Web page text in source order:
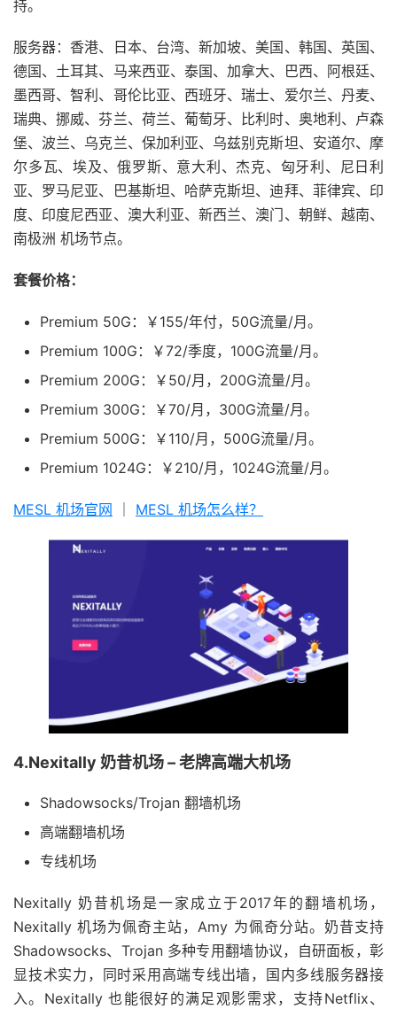
持。
服务器：香港、日本、台湾、新加坡、美国、韩国、英国、
德国、土耳其、马来西亚、泰国、加拿大、巴西、阿根廷、
墨西哥、智利、哥伦比亚、西班牙、瑞士、爱尔兰、丹麦、
瑞典、挪威、芬兰、荷兰、葡萄牙、比利时、奥地利、卢森
堡、波兰、乌克兰、保加利亚、乌兹别克斯坦、安道尔、摩
尔多瓦、埃及、俄罗斯、意大利、杰克、匈牙利、尼日利
亚、罗马尼亚、巴基斯坦、哈萨克斯坦、迪拜、菲律宾、印
度、印度尼西亚、澳大利亚、新西兰、澳门、朝鲜、越南、
南极洲 机场节点。
套餐价格：
Premium 50G：￥155/年付，50G流量/月。
Premium 100G：￥72/季度，100G流量/月。
Premium 200G：￥50/月，200G流量/月。
Premium 300G：￥70/月，300G流量/月。
Premium 500G：￥110/月，500G流量/月。
Premium 1024G：￥210/月，1024G流量/月。
MESL 机场官网 MESL 机场怎么样？
4.Nexitally 奶昔机场 – 老牌高端大机场
Shadowsocks/Trojan 翻墙机场
高端翻墙机场
专线机场
Nexitally 奶昔机场是一家成立于2017年的翻墙机场，
Nexitally 机场为佩奇主站，Amy 为佩奇分站。奶昔支持
Shadowsocks、Trojan 多种专用翻墙协议，自研面板，彰
显技术实力，同时采用高端专线出墙，国内多线服务器接
入。Nexitally 也能很好的满足观影需求，支持Netflix、